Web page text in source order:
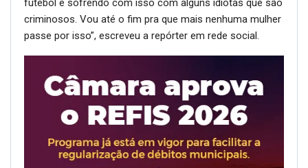
futebol e sofrendo com isso com alguns idiotas que são
criminosos. Vou até o fim pra que mais nenhuma mulher
passe por isso”, escreveu a repórter em rede social.